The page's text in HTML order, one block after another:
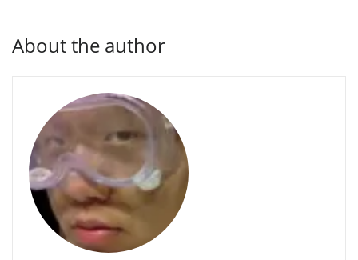
About the author